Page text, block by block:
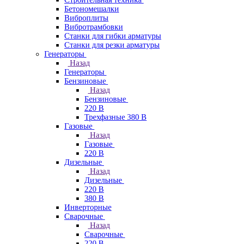
Бетономешалки
Виброплиты
Вибротрамбовки
Станки для гибки арматуры
Станки для резки арматуры
Генераторы
Назад
Генераторы
Бензиновые
Назад
Бензиновые
220 В
Трехфазные 380 В
Газовые
Назад
Газовые
220 В
Дизельные
Назад
Дизельные
220 В
380 В
Инверторные
Сварочные
Назад
Сварочные